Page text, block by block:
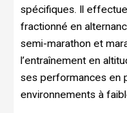
spécifiques. Il
fractionné en
semi-marathon et
l’entraînement en
ses performances en
environnements à